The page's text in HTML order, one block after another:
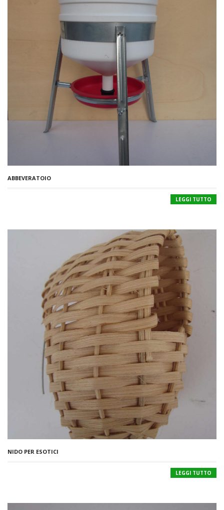
ABBEVERATOIO
LEGGI TUTTO
NIDO PER ESOTICI
LEGGI TUTTO